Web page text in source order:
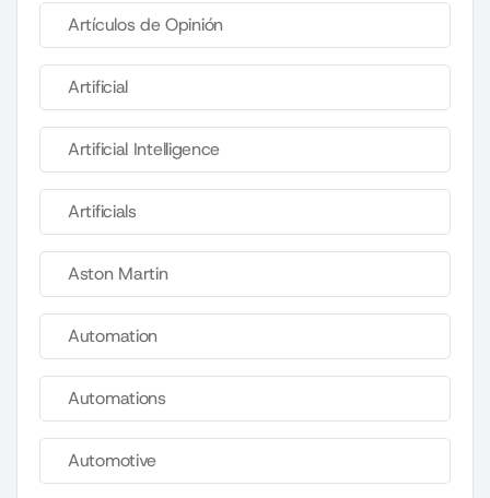
Artículos de Opinión
Artificial
Artificial Intelligence
Artificials
Aston Martin
Automation
Automations
Automotive